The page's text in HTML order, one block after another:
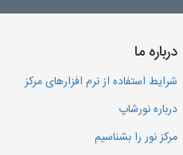
درباره ما
شرایط استفاده از نرم افزارهای مرکز
درباره نورشاپ
مرکز نور را بشناسیم